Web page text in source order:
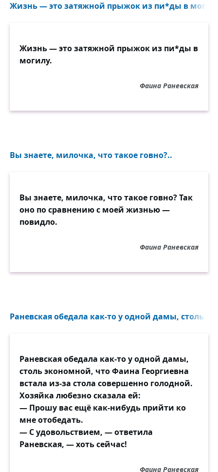
Жизнь — это затяжной прыжок из пи*ды в
Жизнь — это затяжной прыжок из пи*ды в
могилу.
Фаина Раневская
Вы знаете, милочка, что такое говно?..
Вы знаете, милочка, что такое говно? Так
оно по сравнению с моей жизнью —
повидло.
Фаина Раневская
Раневская обедала как-то у одной дамы, столь
Раневская обедала как-то у одной дамы,
столь экономной, что Фаина Георгиевна
встала из-за стола совершенно голодной.
Хозяйка любезно сказала ей:
— Прошу вас ещё как-нибудь прийти ко
мне отобедать.
— С удовольствием, — ответила
Раневская, — хоть сейчас!
Фаина Раневская